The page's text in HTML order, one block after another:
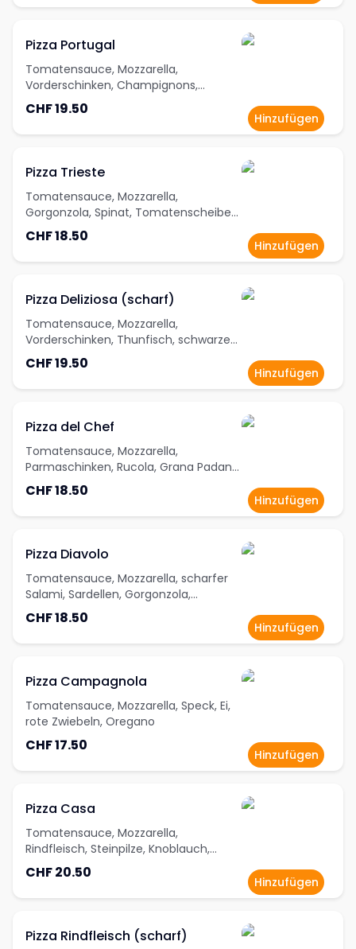
Pizza Portugal
Tomatensauce, Mozzarella,
Vorderschinken, Champignons,
Karpern, schwarze Oliven, scharf,
Oregano
CHF 19.50
Hinzufügen
Pizza Trieste
Tomatensauce, Mozzarella,
Gorgonzola, Spinat, Tomatenscheiben,
Oregano
CHF 18.50
Hinzufügen
Pizza Deliziosa (scharf)
Tomatensauce, Mozzarella,
Vorderschinken, Thunfisch, schwarze
Oliven, Knoblauch, rote Zwiebeln,
Oregano
CHF 19.50
Hinzufügen
Pizza del Chef
Tomatensauce, Mozzarella,
Parmaschinken, Rucola, Grana Padano,
Oregano
CHF 18.50
Hinzufügen
Pizza Diavolo
Tomatensauce, Mozzarella, scharfer
Salami, Sardellen, Gorgonzola,
Oregano
CHF 18.50
Hinzufügen
Pizza Campagnola
Tomatensauce, Mozzarella, Speck, Ei,
rote Zwiebeln, Oregano
CHF 17.50
Hinzufügen
Pizza Casa
Tomatensauce, Mozzarella,
Rindfleisch, Steinpilze, Knoblauch,
Oregano
CHF 20.50
Hinzufügen
Pizza Rindfleisch (scharf)